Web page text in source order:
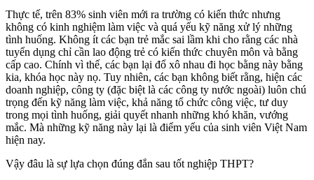
Thực tế, trên 83% sinh viên mới ra trường có kiến thức nhưng
không có kinh nghiệm làm việc và quá yếu kỹ năng xử lý những
tình huống. Không ít các bạn trẻ mắc sai lầm khi cho rằng các nhà
tuyển dụng chỉ cần lao động trẻ có kiến thức chuyên môn và bằng
cấp cao. Chính vì thế, các bạn lại đổ xô nhau đi học bằng này bằng
kia, khóa học này nọ. Tuy nhiên, các bạn không biết rằng, hiện các
doanh nghiệp, công ty (đặc biệt là các công ty nước ngoài) luôn chú
trọng đến kỹ năng làm việc, khả năng tổ chức công việc, tư duy
trong mọi tình huống, giải quyết nhanh những khó khăn, vướng
mắc. Mà những kỹ năng này lại là điểm yếu của sinh viên Việt Nam
hiện nay.
Vậy đâu là sự lựa chọn đúng đắn sau tốt nghiệp THPT?